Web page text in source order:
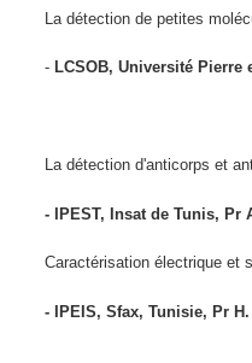
La détection de petites
- LCSOB, Université Pierre
La détection d'anticorps et
- IPEST, Insat de Tunis, Pr
Caractérisation électrique et
- IPEIS, Sfax, Tunisie, Pr